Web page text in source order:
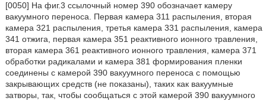
[0050] На фиг.3 ссылочный номер 390 обозначает камеру
вакуумного переноса. Первая камера 311 распыления, вторая
камера 321 распыления, третья камера 331 распыления, камера
341 отжига, первая камера 351 реактивного ионного травления,
вторая камера 361 реактивного ионного травления, камера 371
обработки радикалами и камера 381 формирования пленки
соединены с камерой 390 вакуумного переноса с помощью
закрывающих средств (не показаны), таких как вакуумные
затворы, так, чтобы сообщаться с этой камерой 390 вакуумного